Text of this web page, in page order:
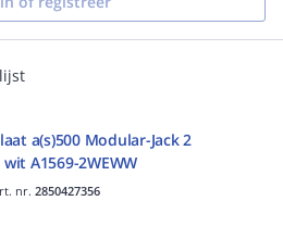
a(s)500 Modular-Jack 2
A1569-2WEWW
nr. 2850427356